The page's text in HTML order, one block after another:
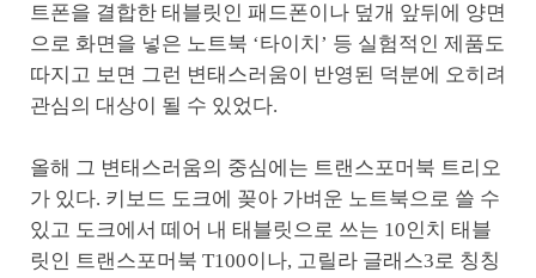
트폰을 결합한 태블릿인 패드폰이나 덮개 앞뒤에 양면
으로 화면을 넣은 노트북 ‘타이치’ 등 실험적인 제품도
따지고 보면 그런 변태스러움이 반영된 덕분에 오히려
관심의 대상이 될 수 있었다.
올해 그 변태스러움의 중심에는 트랜스포머북 트리오
가 있다. 키보드 도크에 꽂아 가벼운 노트북으로 쓸 수
있고 도크에서 떼어 내 태블릿으로 쓰는 10인치 태블
릿인 트랜스포머북 T100이나, 고릴라 글래스3로 칭칭